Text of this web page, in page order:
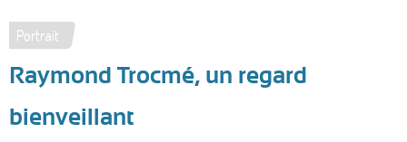
Vous
êtes
ici
Portrait
Raymond Trocmé, un regard
bienveillant